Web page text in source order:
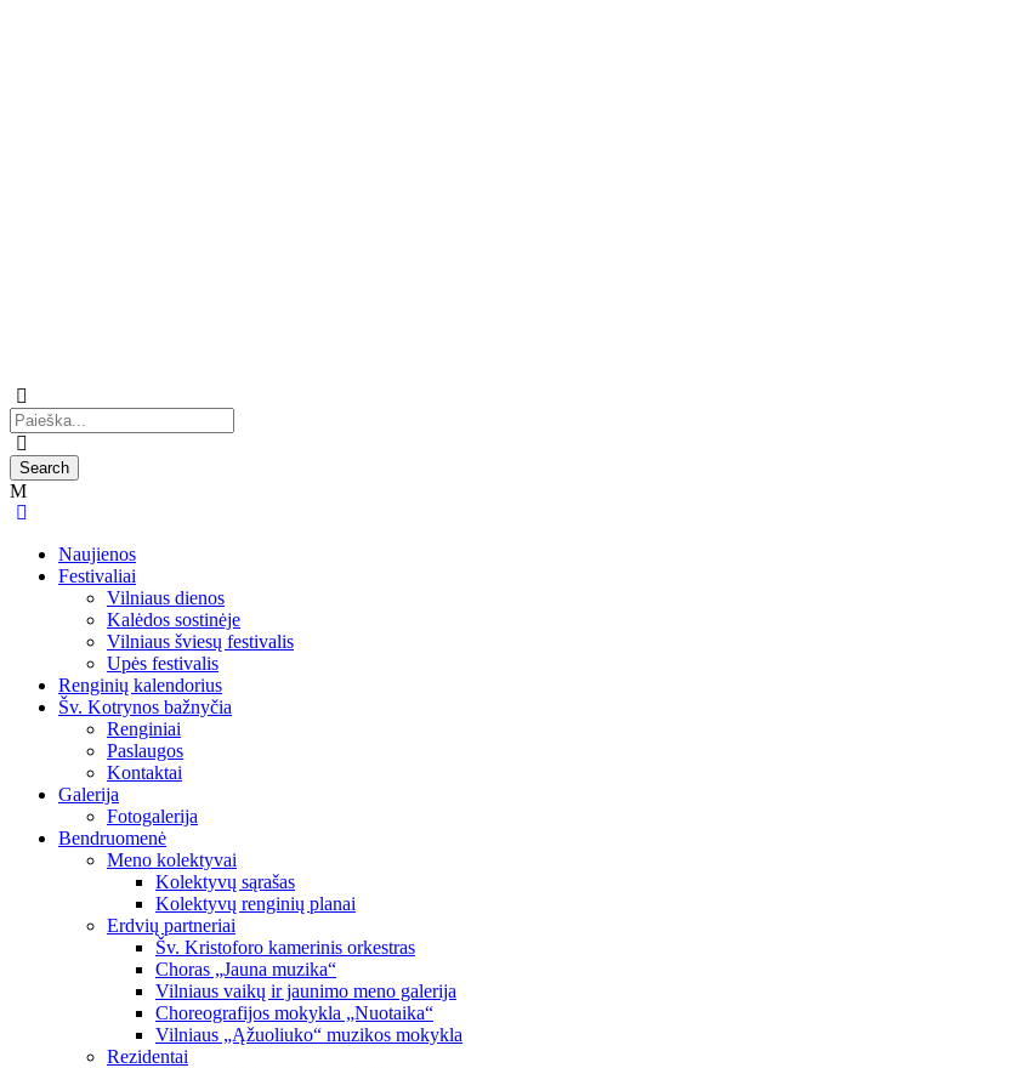
Naujienos
Festivaliai
Vilniaus dienos
Kalėdos sostinėje
Vilniaus šviesų festivalis
Upės festivalis
Renginių kalendorius
Šv. Kotrynos bažnyčia
Renginiai
Paslaugos
Kontaktai
Galerija
Fotogalerija
Bendruomenė
Meno kolektyvai
Kolektyvų sąrašas
Kolektyvų renginių planai
Erdvių partneriai
Šv. Kristoforo kamerinis orkestras
Choras „Jauna muzika“
Vilniaus vaikų ir jaunimo meno galerija
Choreografijos mokykla „Nuotaika“
Vilniaus „Ąžuoliuko“ muzikos mokykla
Rezidentai